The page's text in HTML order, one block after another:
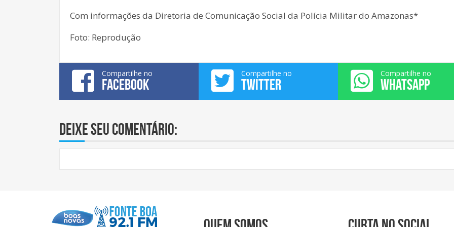
Com informações da Diretoria de Comunicação Social da Polícia Militar do Amazonas*
Foto: Reprodução
Compartilhe no
FACEBOOK
Compartilhe no
TWITTER
Compartilhe no
WHATSAPP
Deixe seu comentário: